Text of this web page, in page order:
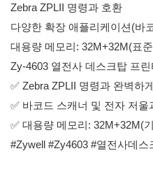
Zebra ZPLII 명령과 호환
다양한 확장 애플리케이션(바
대용량 메모리: 32M+32M(표
Zy-4603 열전사 데스크탑 프린
✅ Zebra ZPLII 명령과 완벽하
✅ 바코드 스캐너 및 전자 저
✅ 대용량 메모리: 32M+32M(
#Zywell #Zy4603 #열전사데스